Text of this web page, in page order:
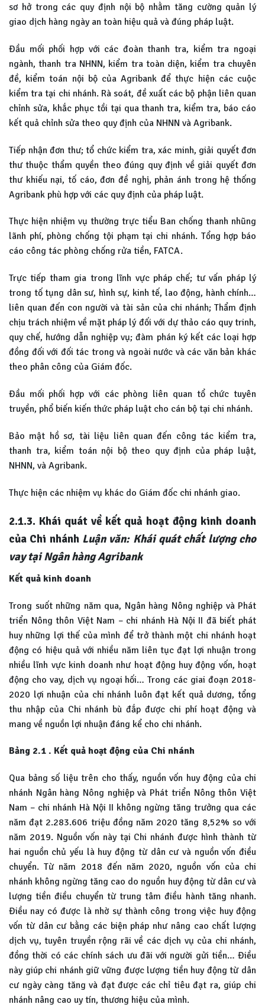
sơ hở trong các quy định nội bộ nhằm tăng cường quản lý
giao dịch hàng ngày an toàn hiệu quả và đúng pháp luật.
Đầu mối phối hợp với các đoàn thanh tra, kiểm tra ngoại
ngành, thanh tra NHNN, kiểm tra toàn diện, kiểm tra chuyên
đề, kiểm toán nội bộ của Agribank để thực hiện các cuộc
kiểm tra tại chi nhánh. Rà soát, đề xuất các bộ phận liên quan
chỉnh sửa, khắc phục tồi tại qua thanh tra, kiểm tra, báo cáo
kết quả chỉnh sửa theo quy định của NHNN và Agribank.
Tiếp nhận đơn thư; tổ chức kiểm tra, xác minh, giải quyết đơn
thư thuộc thẩm quyền theo đúng quy định về giải quyết đơn
thư khiếu nại, tố cáo, đơn đề nghị, phản ánh trong hệ thống
Agribank phù hợp với các quy định của pháp luật.
Thực hiện nhiệm vụ thường trực tiểu Ban chống thanh nhũng
lãnh phí, phòng chống tội phạm tại chi nhánh. Tổng hợp báo
cáo công tác phòng chống rửa tiền, FATCA.
Trực tiếp tham gia trong lĩnh vực pháp chế; tư vấn pháp lý
trong tố tụng dân sư, hình sự, kinh tế, lao động, hành chính…
liên quan đến con người và tài sản của chi nhánh; Thẩm định
chịu trách nhiệm về mặt pháp lý đối với dự thảo cáo quy trinh,
quy chế, hướng dẫn nghiệp vụ; đàm phán ký kết các loại hợp
đồng đối với đối tác trong và ngoài nước và các văn bản khác
theo phân công của Giám đốc.
Đầu mối phối hợp với các phòng liên quan tổ chức tuyên
truyền, phổ biến kiến thức pháp luật cho cán bộ tại chi nhánh.
Bảo mật hồ sơ, tài liệu liên quan đến công tác kiểm tra,
thanh tra, kiểm toán nội bộ theo quy định của pháp luật,
NHNN, và Agribank.
Thực hiện các nhiệm vụ khác do Giám đốc chi nhánh giao.
2.1.3. Khái quát về kết quả hoạt động kinh doanh
của Chi nhánh Luận văn: Khái quát chất lượng cho
vay tại Ngân hàng Agribank
Kết quả kinh doanh
Trong suốt những năm qua, Ngân hàng Nông nghiệp và Phát
triển Nông thôn Việt Nam – chi nhánh Hà Nội II đã biết phát
huy những lợi thế của mình để trở thành một chi nhánh hoạt
động có hiệu quả với nhiều năm liên tục đạt lợi nhuận trong
nhiều lĩnh vực kinh doanh như hoạt động huy động vốn, hoạt
động cho vay, dịch vụ ngoại hối… Trong các giai đoạn 2018-
2020 lợi nhuận của chi nhánh luôn đạt kết quả dương, tổng
thu nhập của Chi nhánh bù đắp được chi phí hoạt động và
mang về nguồn lợi nhuận đáng kể cho chi nhánh.
Bảng 2.1 . Kết quả hoạt động của Chi nhánh
Qua bảng số liệu trên cho thấy, nguồn vốn huy động của chi
nhánh Ngân hàng Nông nghiệp và Phát triển Nông thôn Việt
Nam – chi nhánh Hà Nội II không ngừng tăng trưởng qua các
năm đạt 2.283.606 triệu đồng năm 2020 tăng 8,52% so với
năm 2019. Nguồn vốn này tại Chi nhánh được hình thành từ
hai nguồn chủ yếu là huy động từ dân cư và nguồn vốn điều
chuyển. Từ năm 2018 đến năm 2020, nguồn vốn của chi
nhánh không ngừng tăng cao do nguồn huy động từ dân cư và
lượng tiền điều chuyển từ trung tâm điều hành tăng nhanh.
Điều nay có được là nhờ sự thành công trong việc huy động
vốn từ dân cư bằng các biện pháp như nâng cao chất lượng
dịch vụ, tuyên truyền rộng rãi về các dịch vụ của chi nhánh,
đồng thời có các chính sách ưu đãi với người gửi tiền… Điều
này giúp chi nhánh giữ vững được lượng tiền huy động từ dân
cư ngày càng tăng và đạt được các chỉ tiêu đạt ra, giúp chi
nhánh nâng cao uy tín, thương hiệu của mình.